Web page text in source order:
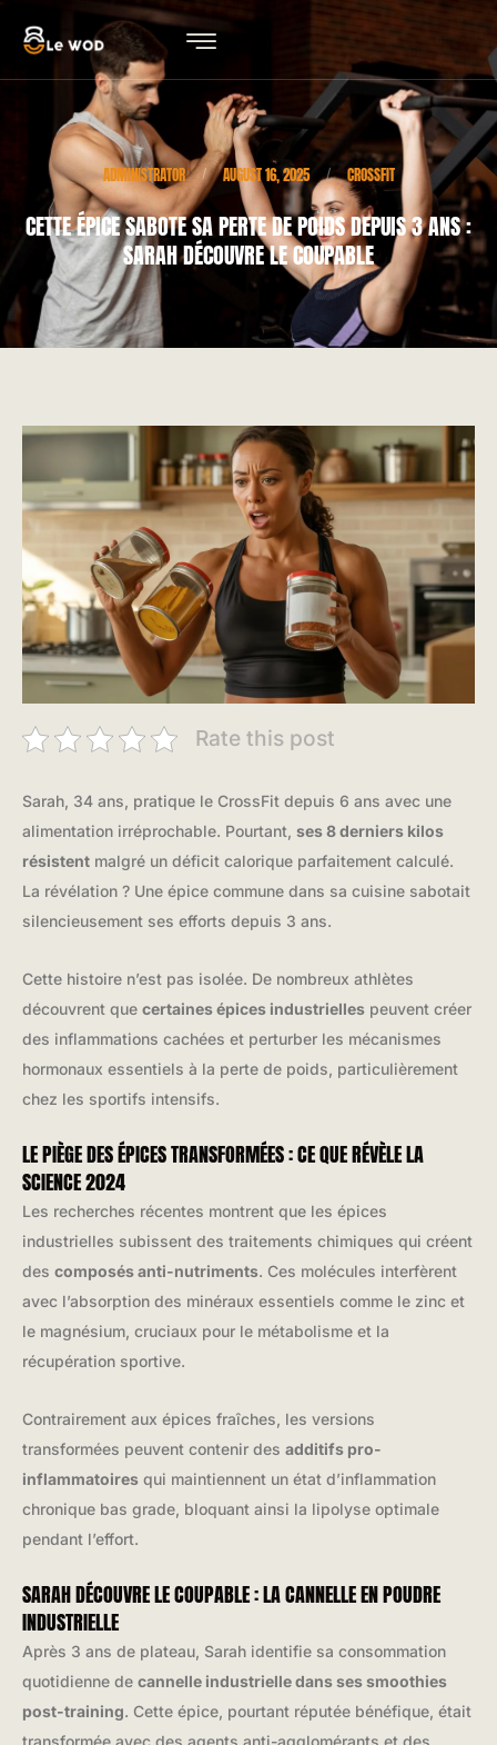
ADMINISTRATOR / AUGUST 16, 2025 / CROSSFIT
CETTE ÉPICE SABOTE SA PERTE DE POIDS DEPUIS 3 ANS :
SARAH DÉCOUVRE LE COUPABLE
Rate this post
Sarah, 34 ans, pratique le CrossFit depuis 6 ans avec une
alimentation irréprochable. Pourtant, ses 8 derniers kilos
résistent malgré un déficit calorique parfaitement calculé.
La révélation ? Une épice commune dans sa cuisine sabotait
silencieusement ses efforts depuis 3 ans.
Cette histoire n’est pas isolée. De nombreux athlètes
découvrent que certaines épices industrielles peuvent créer
des inflammations cachées et perturber les mécanismes
hormonaux essentiels à la perte de poids, particulièrement
chez les sportifs intensifs.
LE PIÈGE DES ÉPICES TRANSFORMÉES : CE QUE RÉVÈLE LA
SCIENCE 2024
Les recherches récentes montrent que les épices
industrielles subissent des traitements chimiques qui créent
des composés anti-nutriments. Ces molécules interfèrent
avec l’absorption des minéraux essentiels comme le zinc et
le magnésium, cruciaux pour le métabolisme et la
récupération sportive.
Contrairement aux épices fraîches, les versions
transformées peuvent contenir des additifs pro-
inflammatoires qui maintiennent un état d’inflammation
chronique bas grade, bloquant ainsi la lipolyse optimale
pendant l’effort.
SARAH DÉCOUVRE LE COUPABLE : LA CANNELLE EN POUDRE
INDUSTRIELLE
Après 3 ans de plateau, Sarah identifie sa consommation
quotidienne de cannelle industrielle dans ses smoothies
post-training. Cette épice, pourtant réputée bénéfique, était